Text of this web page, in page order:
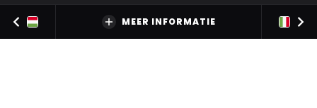
MEER INFORMATIE